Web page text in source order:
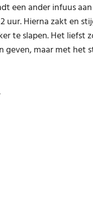
een ander infuus
uur. Hierna zakt en
te slapen. Het liefst
maar met het